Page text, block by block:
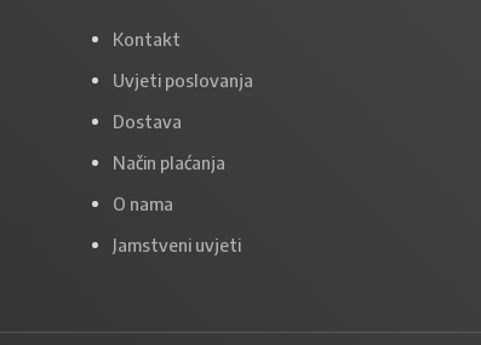
Kontakt
Uvjeti poslovanja
Dostava
Način plaćanja
O nama
Jamstveni uvjeti